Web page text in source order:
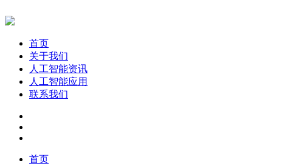
首页
关于我们
人工智能资讯
人工智能应用
联系我们
首页